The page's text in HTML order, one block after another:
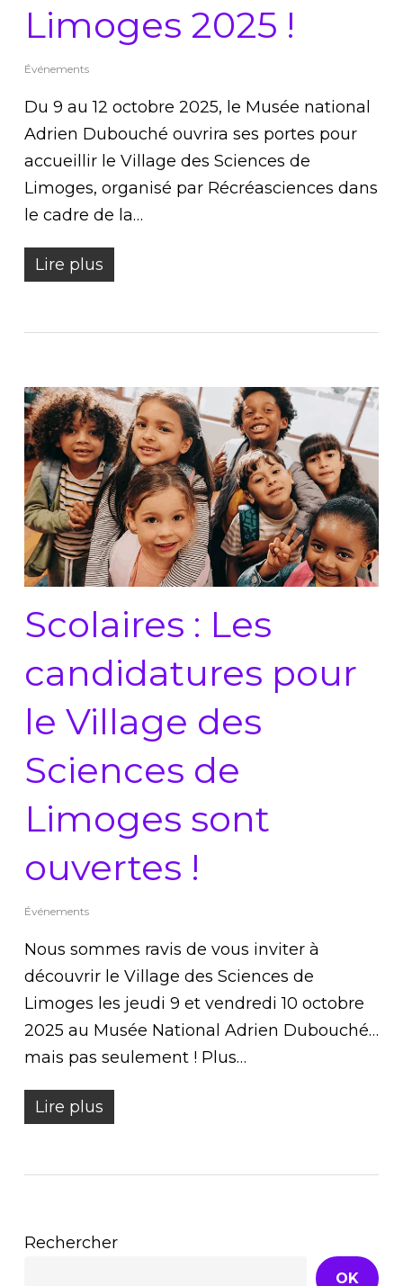
Limoges 2025 !
Événements
Du 9 au 12 octobre 2025, le Musée national
Adrien Dubouché ouvrira ses portes pour
accueillir le Village des Sciences de
Limoges, organisé par Récréasciences dans
le cadre de la…
Lire plus
Scolaires : Les
candidatures pour
le Village des
Sciences de
Limoges sont
ouvertes !
Événements
Nous sommes ravis de vous inviter à
découvrir le Village des Sciences de
Limoges les jeudi 9 et vendredi 10 octobre
2025 au Musée National Adrien Dubouché…
mais pas seulement ! Plus…
Lire plus
Rechercher
OK